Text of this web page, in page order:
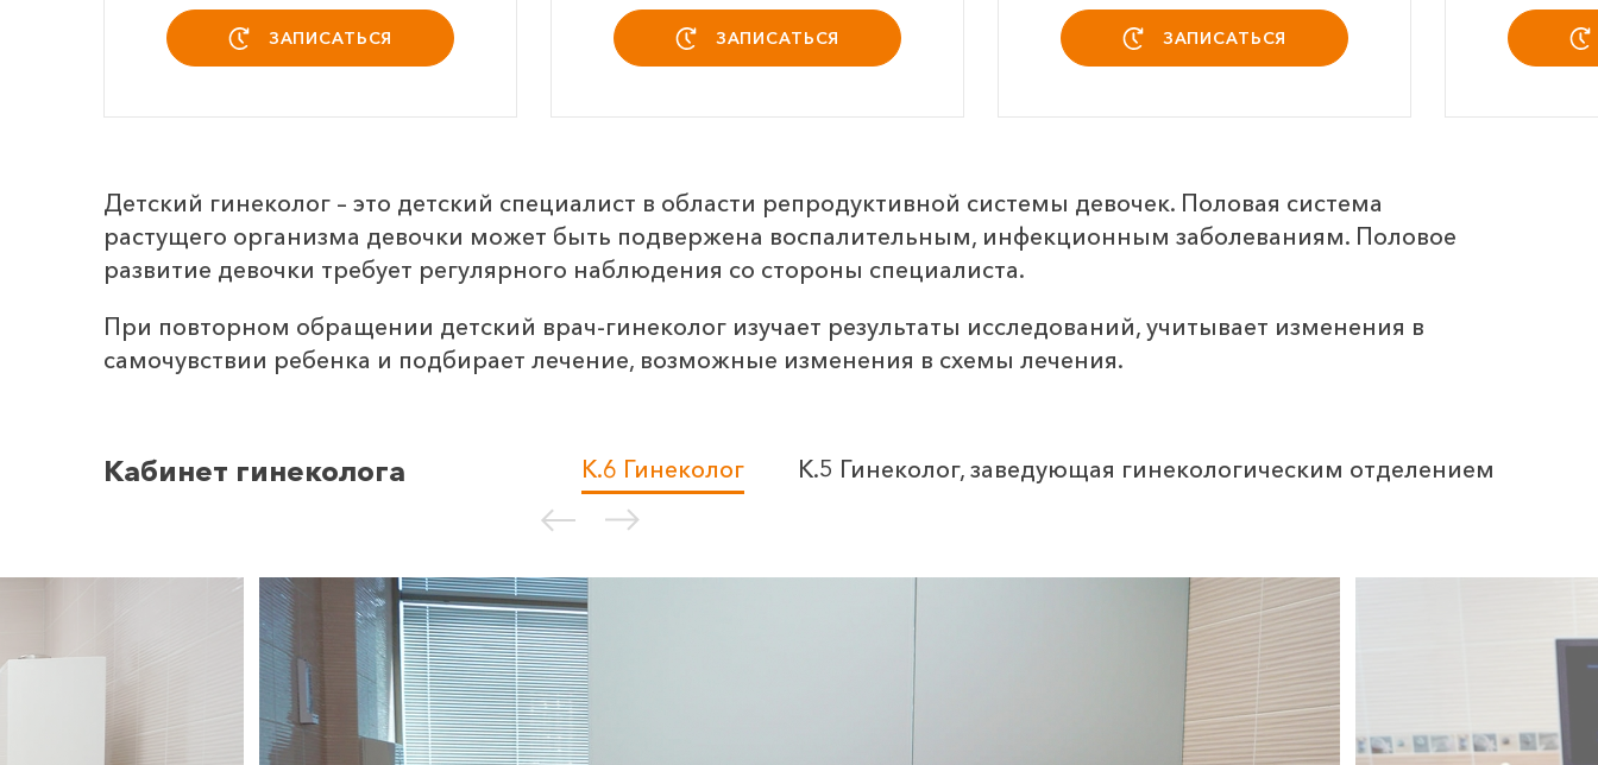
ЗАПИСАТЬСЯ ЗАПИСАТЬСЯ ЗАПИСАТЬСЯ
Детский гинеколог – это детский специалист в области репродуктивной системы девочек. Половая система
растущего организма девочки может быть подвержена воспалительным, инфекционным заболеваниям. Половое
развитие девочки требует регулярного наблюдения со стороны специалиста.
При повторном обращении детский врач-гинеколог изучает результаты исследований, учитывает изменения в
самочувствии ребенка и подбирает лечение, возможные изменения в схемы лечения.
К.6 Гинеколог К.5 Гинеколог, заведующая гинекологическим отделением
Кабинет гинеколога